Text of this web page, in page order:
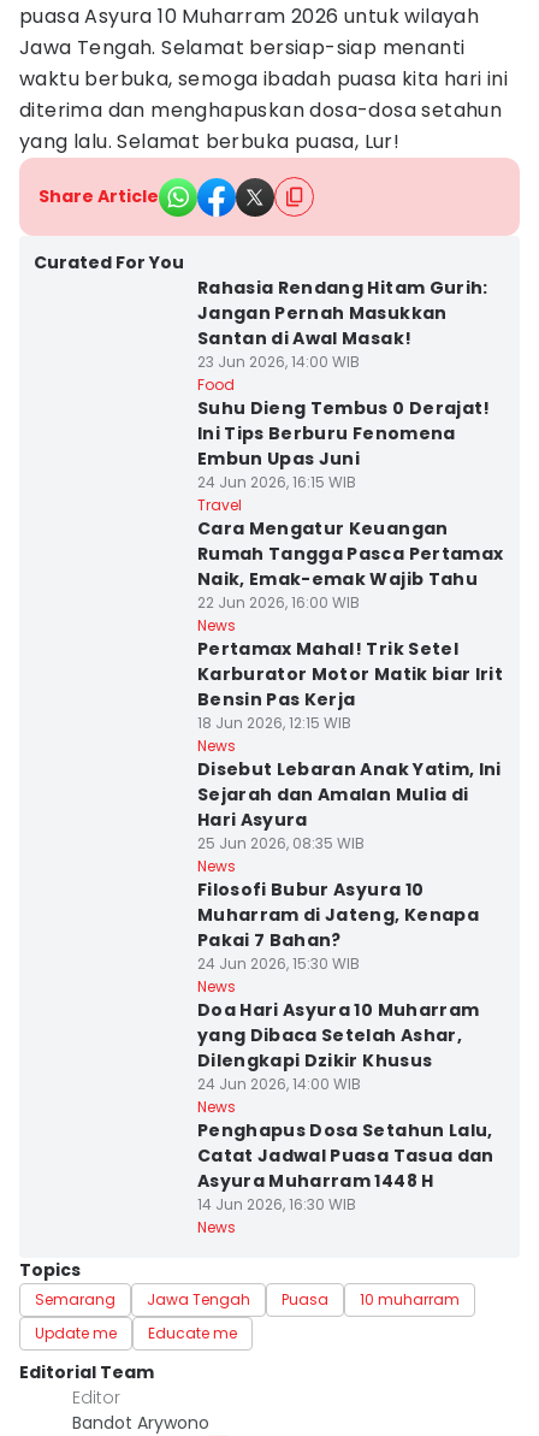
puasa Asyura 10 Muharram 2026 untuk wilayah
Jawa Tengah. Selamat bersiap-siap menanti
waktu berbuka, semoga ibadah puasa kita hari ini
diterima dan menghapuskan dosa-dosa setahun
yang lalu. Selamat berbuka puasa, Lur!
Share Article
Curated For You
Rahasia Rendang Hitam Gurih:
Jangan Pernah Masukkan
Santan di Awal Masak!
23 Jun 2026, 14:00 WIB
Food
Suhu Dieng Tembus 0 Derajat!
Ini Tips Berburu Fenomena
Embun Upas Juni
24 Jun 2026, 16:15 WIB
Travel
Cara Mengatur Keuangan
Rumah Tangga Pasca Pertamax
Naik, Emak-emak Wajib Tahu
22 Jun 2026, 16:00 WIB
News
Pertamax Mahal! Trik Setel
Karburator Motor Matik biar Irit
Bensin Pas Kerja
18 Jun 2026, 12:15 WIB
News
Disebut Lebaran Anak Yatim, Ini
Sejarah dan Amalan Mulia di
Hari Asyura
25 Jun 2026, 08:35 WIB
News
Filosofi Bubur Asyura 10
Muharram di Jateng, Kenapa
Pakai 7 Bahan?
24 Jun 2026, 15:30 WIB
News
Doa Hari Asyura 10 Muharram
yang Dibaca Setelah Ashar,
Dilengkapi Dzikir Khusus
24 Jun 2026, 14:00 WIB
News
Penghapus Dosa Setahun Lalu,
Catat Jadwal Puasa Tasua dan
Asyura Muharram 1448 H
14 Jun 2026, 16:30 WIB
News
Topics
Semarang Jawa Tengah Puasa
10 muharram
Update me
Educate me
Editorial Team
Editor
Bandot Arywono